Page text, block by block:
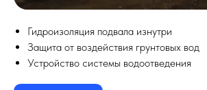
Гидроизоляция подвала изнутри
Защита от воздействия грунтовых вод
Устройство системы водоотведения